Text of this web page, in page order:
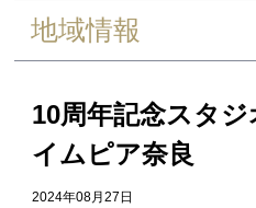
地域情報
10周年記念スタ
イムピア奈良
2024年08月27日